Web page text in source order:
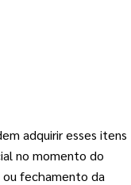
adquirir esses itens
no momento do
fechamento da